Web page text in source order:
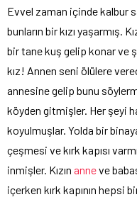
Evvel zaman içinde kalbur
bunların bir kızı yaşarmış.
bir tane kuş gelip konar ve
kız! Annen seni ölülere
annesine gelip bunu
köyden gitmişler. Her şeyi
koyulmuşlar. Yolda bir
çeşmesi ve kırk kapısı
inmişler. Kızın anneve
içerken kırk kapının hepsi